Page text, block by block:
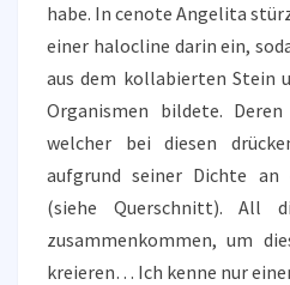
habe. In cenote Angelita
einer halocline darin ein,
aus dem kollabierten Stein
Organismen bildete.
welcher bei diesen
aufgrund seiner Dichte
(siehe Querschnitt). All
zusammenkommen, um
kreieren… Ich kenne nur